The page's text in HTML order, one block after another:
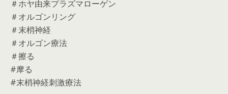
＃ホヤ由来プラズマローゲン
＃オルゴンリング
＃末梢神経
＃オルゴン療法
＃擦る
#摩る
#末梢神経刺激療法